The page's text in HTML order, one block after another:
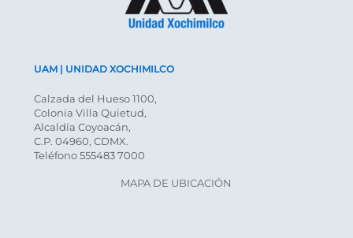
UAM | UNIDAD XOCHIMILCO
Calzada del Hueso 1100,
Colonia Villa Quietud,
Alcaldía Coyoacán,
C.P. 04960, CDMX.
Teléfono 555483 7000
MAPA DE UBICACIÓN